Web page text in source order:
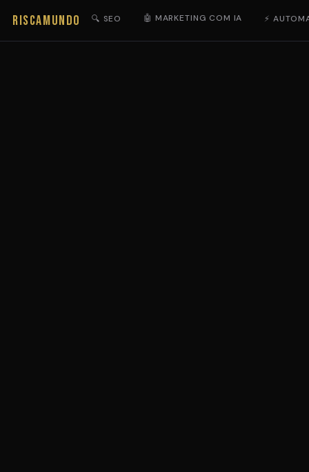
RISCAMUNDO 🔍 SEO 🤖 MARKETING COM IA ⚡